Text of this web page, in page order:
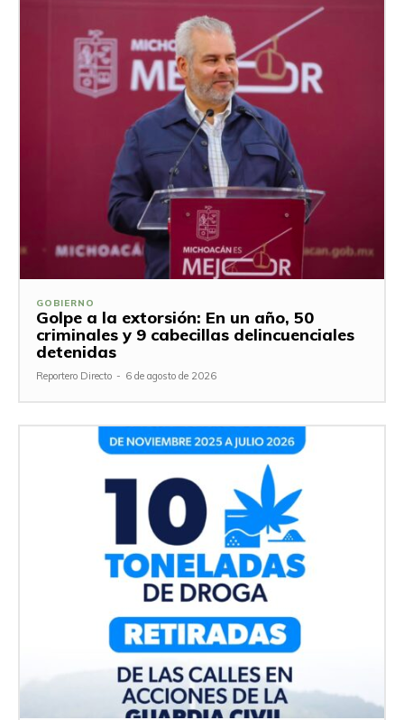
GOBIERNO
Golpe a la extorsión: En un año, 50
criminales y 9 cabecillas delincuenciales
detenidas
Reportero Directo - 6 de agosto de 2026